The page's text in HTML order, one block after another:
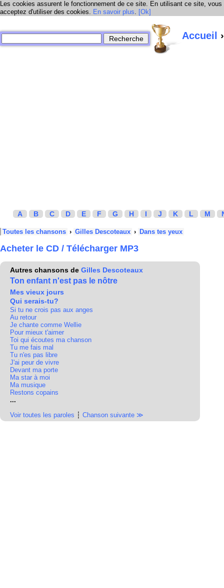
Les cookies assurent le fonctionnement de ce site. En utilisant ce site, vous
acceptez d'utiliser des cookies. En savoir plus. [Ok]
Accueil
A B C D E F G H I J K L M
Toutes les chansons › Gilles Descoteaux › Dans tes yeux
Acheter le CD / Télécharger MP3
Autres chansons de Gilles Descoteaux
Ton enfant n'est pas le nôtre
Mes vieux jours
Qui serais-tu?
Si tu ne crois pas aux anges
Au retour
Je chante comme Wellie
Pour mieux t'aimer
Toi qui écoutes ma chanson
Tu me fais mal
Tu n'es pas libre
J'ai peur de vivre
Devant ma porte
Ma star à moi
Ma musique
Restons copains
...
Voir toutes les paroles ┆ Chanson suivante ≫